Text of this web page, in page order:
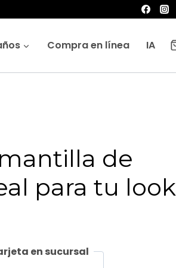
Compra en línea IA
de
para tu look
en sucursal